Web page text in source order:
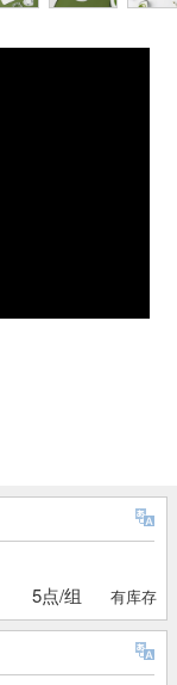
5点/组 有库存